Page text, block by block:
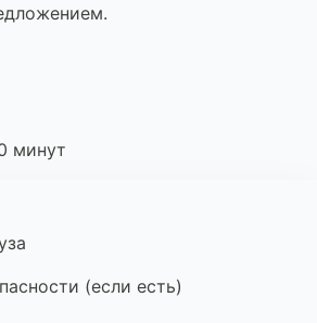
минут
(если есть)